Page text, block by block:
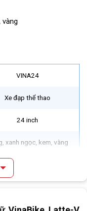
Nữ VinaBike Latte-V
vàng
VINA24
Xe đạp thể thao
24 inch
xanh ngọc, kem, vàng
Hợp kim VNB